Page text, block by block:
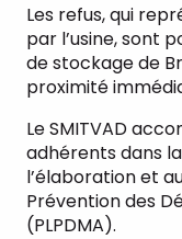
Les refus, qui
par l’usine, sont
de stockage de
proximité
Le SMITVAD
adhérents dans
l’élaboration et
Prévention des
(PLPDMA).